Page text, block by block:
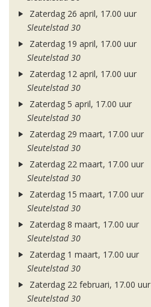
Zaterdag 26 april, 17.00 uur
Sleutelstad 30
Zaterdag 19 april, 17.00 uur
Sleutelstad 30
Zaterdag 12 april, 17.00 uur
Sleutelstad 30
Zaterdag 5 april, 17.00 uur
Sleutelstad 30
Zaterdag 29 maart, 17.00 uur
Sleutelstad 30
Zaterdag 22 maart, 17.00 uur
Sleutelstad 30
Zaterdag 15 maart, 17.00 uur
Sleutelstad 30
Zaterdag 8 maart, 17.00 uur
Sleutelstad 30
Zaterdag 1 maart, 17.00 uur
Sleutelstad 30
Zaterdag 22 februari, 17.00 uur
Sleutelstad 30